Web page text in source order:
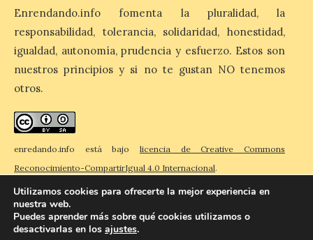
«El Mar», […]
El Descenso Internacional
del Sella arranca con el
homenaje a los campeones
autonómicas
La 88.ª edición del
Descenso Internacional
del Sella reunirá este año a
1.291 palistas distribuidos
en 874 embarcaciones,
Enrendando.info fomenta la pluralidad, la
responsabilidad, tolerancia, solidaridad, honestidad,
igualdad, autonomía, prudencia y esfuerzo. Estos son
nuestros principios y si no te gustan NO tenemos
otros.
enredando.info está bajo licencia de Creative Commons
Reconocimiento-CompartirIgual 4.0 Internacional.
© 2026 Enredando Política de privacidad
Utilizamos cookies para ofrecerte la mejor experiencia en
nuestra web.
Puedes aprender más sobre qué cookies utilizamos o
desactivarlas en los ajustes.